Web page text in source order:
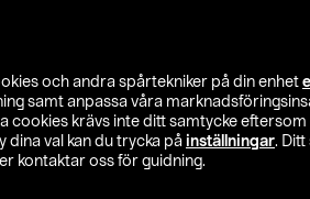
och andra spårtekniker på din enhet
samt anpassa våra
cookies krävs inte ditt samtycke
dina val kan du trycka på inställningar. Ditt
kontaktar oss för guidning.